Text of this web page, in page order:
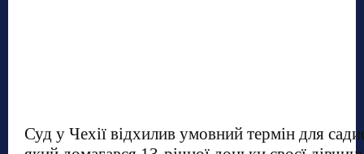
Суд у Чехії відхилив умовний термін для